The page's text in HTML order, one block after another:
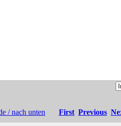
First Previous